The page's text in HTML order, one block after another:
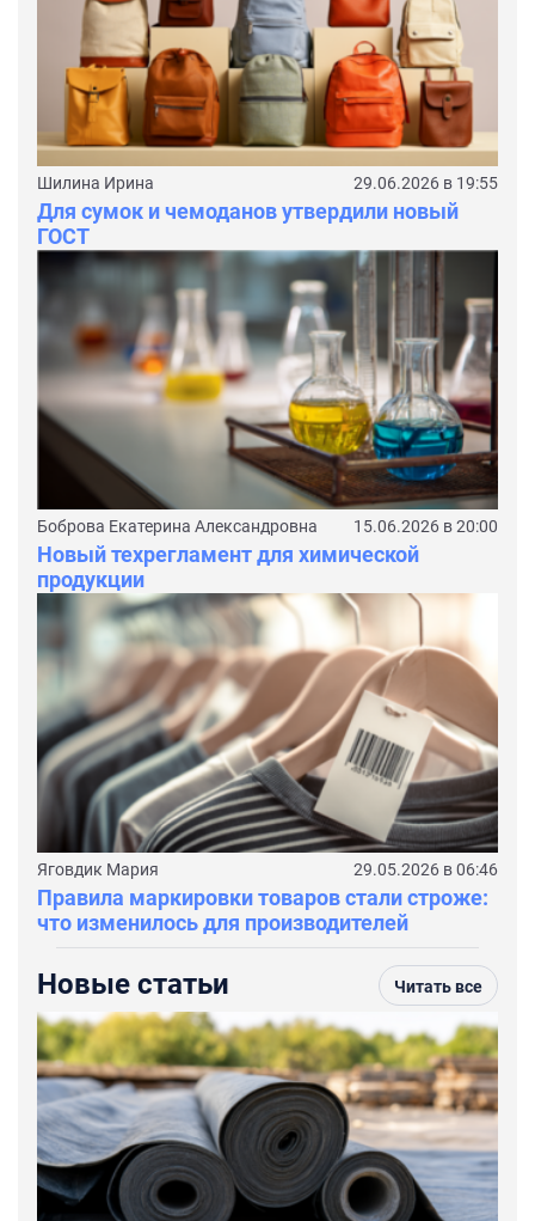
Шилина Ирина 29.06.2026 в 19:55
Для сумок и чемоданов утвердили новый
ГОСТ
Боброва Екатерина Александровна 15.06.2026 в 20:00
Новый техрегламент для химической
продукции
Яговдик Мария 29.05.2026 в 06:46
Правила маркировки товаров стали строже:
что изменилось для производителей
Новые статьи Читать все